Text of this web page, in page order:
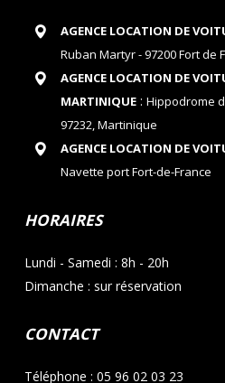
AGENCE LOCATION DE
Ruban Martyr - 97200 Fort de
AGENCE LOCATION DE
MARTINIQUE: Hippodrome
97232, Martinique
AGENCE LOCATION DE
Navette port Fort-de-France
HORAIRES
Lundi - Samedi : 8h - 20h
Dimanche : sur réservation
CONTACT
Téléphone : 05 96 02 03 23